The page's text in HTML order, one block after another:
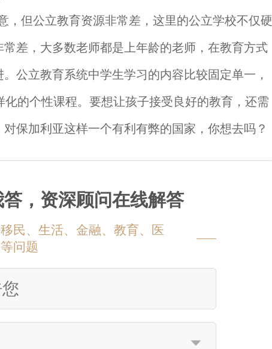
但公立教育资源非常差，这里的公立学校不仅硬
差，大多数老师都是上年龄的老师，在教育方式
公立教育系统中学生学习的内容比较固定单一，
化的个性课程。要想让孩子接受良好的教育，还需
保加利亚这样一个有利有弊的国家，你想去吗？
，资深顾问在线解答
民、生活、金融、教育、医
问题